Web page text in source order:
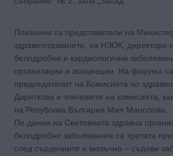
Поканени са представители на
здравеопазването, на НЗОК, директори
белодробни и кардиологични
организации и асоциации. На форума
председателят на Комисията по
Дариткова и членовете на комисията,
на Република България Мая Манолова.
По данни на Световната здравна
белодробни заболявания са третата
след сърдечните и мозъчно – съдови